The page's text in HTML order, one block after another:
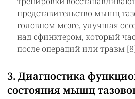
представительство мышц
головном мозге, улучшая
над сфинктером, который
после операций или травм
3. Диагностика
состояния мышц